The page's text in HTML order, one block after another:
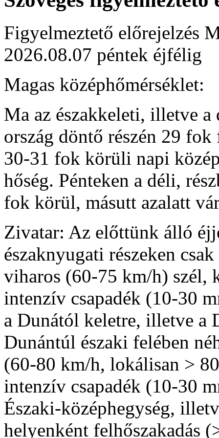
Figyelmeztető előrejelzés
2026.08.07 péntek éjfélig
Magas középhőmérséklet:
Ma az északkeleti, illetve
ország döntő részén 29
30-31 fok körüli napi
hőség. Pénteken a déli,
fok körül, másutt azalatt
Zivatar: Az előttünk álló
északnyugati részeken
viharos (60-75 km/h) szél,
intenzív csapadék (10-30
a Dunától keletre, illetve a
Dunántúl északi felében
(60-80 km/h, lokálisan >
intenzív csapadék (10-30
Északi-középhegység,
helyenként felhőszakadás